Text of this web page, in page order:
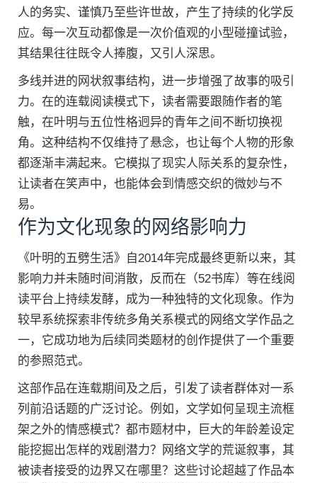
人的务实、谨慎乃至些许世故，产生了持续的化学反
应。每一次互动都像是一次价值观的小型碰撞试验，
其结果往往既令人捧腹，又引人深思。
多线并进的网状叙事结构，进一步增强了故事的吸引
力。在的连载阅读模式下，读者需要跟随作者的笔
触，在叶明与五位性格迥异的青年之间不断切换视
角。这种结构不仅维持了悬念，也让每个人物的形象
都逐渐丰满起来。它模拟了现实人际关系的复杂性，
让读者在笑声中，也能体会到情感交织的微妙与不
易。
作为文化现象的网络影响力
《叶明的五劈生活》自2014年完成最终更新以来，其
影响力并未随时间消散，反而在（52书库）等在线阅
读平台上持续发酵，成为一种独特的文化现象。作为
较早系统探索非传统多角关系模式的网络文学作品之
一，它成功地为后续同类题材的创作提供了一个重要
的参照范式。
这部作品在连载期间及之后，引发了读者群体对一系
列前沿话题的广泛讨论。例如，文学如何呈现主流框
架之外的情感模式？都市题材中，巨大的年龄差设定
能挖掘出怎样的戏剧潜力？网络文学的荒诞叙事，其
被读者接受的边界又在哪里？这些讨论超越了作品本